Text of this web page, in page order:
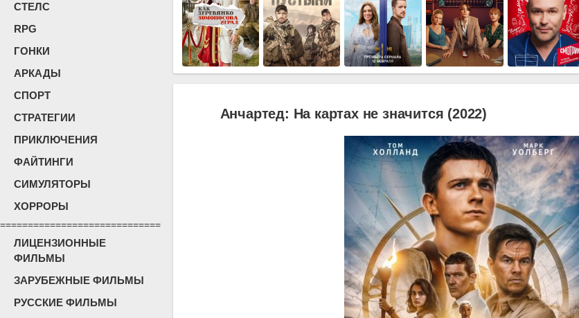
СТЕЛС
RPG
ГОНКИ
АРКАДЫ
СПОРТ
СТРАТЕГИИ
ПРИКЛЮЧЕНИЯ
ФАЙТИНГИ
СИМУЛЯТОРЫ
ХОРРОРЫ
=============================
ЛИЦЕНЗИОННЫЕ
ФИЛЬМЫ
ЗАРУБЕЖНЫЕ ФИЛЬМЫ
РУССКИЕ ФИЛЬМЫ
Анчартед: На картах не значится (2022)